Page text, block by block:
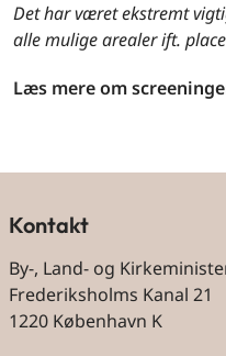
Det har været ekstremt
alle mulige arealer ift.
Læs mere om
Kontakt
By-, Land- og
Frederiksholms Kanal 21
1220 København K